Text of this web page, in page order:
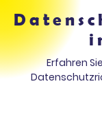
Erfahren